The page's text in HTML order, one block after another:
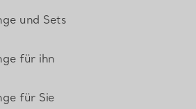
und Sets
für ihn
für Sie